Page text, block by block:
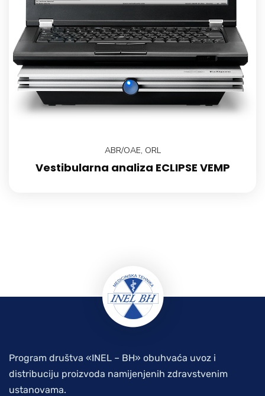
ABR/OAE, ORL
Vestibularna analiza ECLIPSE VEMP
Program društva «INEL – BH» obuhvaća uvoz i
distribuciju proizvoda namijenjenih zdravstvenim
ustanovama.